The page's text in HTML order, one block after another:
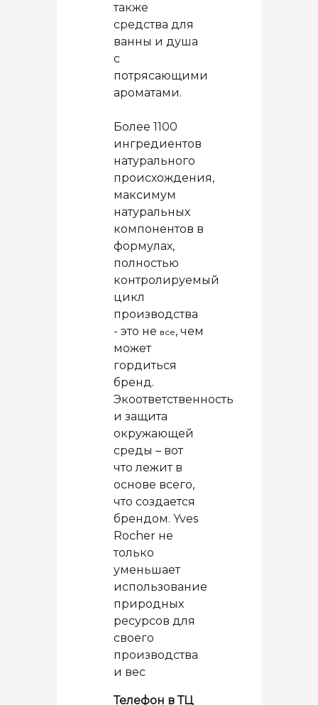
также
средства для
ванны и душа
с
потрясающими
ароматами.
Более 1100
ингредиентов
натурального
происхождения,
максимум
натуральных
компонентов в
формулах,
полностью
контролируемый
цикл
производства
- это не все, чем
может
гордиться
бренд.
Экоответственность
и защита
окружающей
среды – вот
что лежит в
основе всего,
что создается
брендом. Yves
Rocher не
только
уменьшает
использование
природных
ресурсов для
своего
производства
и вес
Телефон в ТЦ